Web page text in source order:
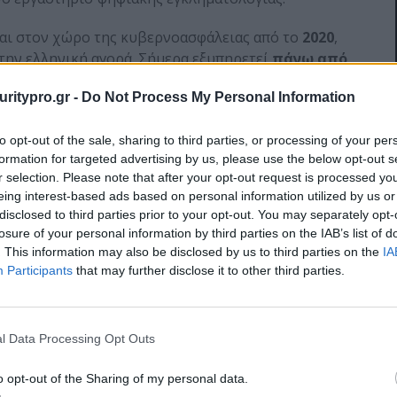
- Do Not Process My Personal Information
opt-out of the sale, sharing to third parties, or processing of your
for targeted advertising by us, please use the below opt-out
selection. Please note that after your opt-out request is processed
interest-based ads based on personal information utilized by us
to third parties prior to your opt-out. You may separately
of your personal information by third parties on the IAB’s list of
This information may also be disclosed by us to third parties on the
Participants that may further disclose it to other third parties.
Data Processing Opt Outs
opt-out of the Sharing of my personal data.
στον χώρο της κυβερνοασφάλειας από το 2020,
ελληνική αγορά. Σήμερα εξυπηρετείπάνω από
CPSP, OSCP+, NSE, ISO9001, ISO27001) και
ανάμεσα στους πλέον αξιόπιστους
(με αλφαβητική σειρά) εταιρείες όπως
CRETA A.E., DIORAMA INVESTMENTS II,
MANAGEMENT Α.Ε., VERIDOS ΜΑΤΣΟΥΚΗΣ
ΕΝΙΑΙΟΣ ΔΗΜΟΣΙΟΓΡΑΦΙΚΟΣ
(Ε.Δ.Ο.Ε.Α.Π.), IATROPOLIS A.E.,
ΑΡΧΗ ΑΠΟΒΛΗΤΩΝ, ΕΝΕΡΓΕΙΑΣ ΚΑΙ
ΑΤΤΙΚΗΣ ΠΕΙΡΑΙΩΣ (Σ.Β.Α.Π.), ΤΕΧΝΙΚΟ
Α.Ε.
μεγέθη της Alphabit Cybersecurity
ευρώ κύκλο εργασιών και